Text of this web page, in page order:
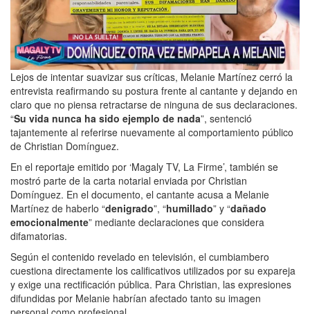
Lejos de intentar suavizar sus críticas, Melanie Martínez cerró la
entrevista reafirmando su postura frente al cantante y dejando en
claro que no piensa retractarse de ninguna de sus declaraciones.
“Su vida nunca ha sido ejemplo de nada”, sentenció
tajantemente al referirse nuevamente al comportamiento público
de Christian Domínguez.
En el reportaje emitido por ‘Magaly TV, La Firme’, también se
mostró parte de la carta notarial enviada por Christian
Domínguez. En el documento, el cantante acusa a Melanie
Martínez de haberlo “denigrado”, “humillado” y “dañado
emocionalmente” mediante declaraciones que considera
difamatorias.
Según el contenido revelado en televisión, el cumbiambero
cuestiona directamente los calificativos utilizados por su expareja
y exige una rectificación pública. Para Christian, las expresiones
difundidas por Melanie habrían afectado tanto su imagen